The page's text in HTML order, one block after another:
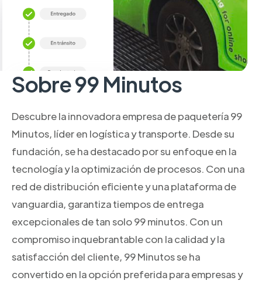
Sobre 99 Minutos
Descubre la innovadora empresa de paquetería 99
Minutos, líder en logística y transporte. Desde su
fundación, se ha destacado por su enfoque en la
tecnología y la optimización de procesos. Con una
red de distribución eficiente y una plataforma de
vanguardia, garantiza tiempos de entrega
excepcionales de tan solo 99 minutos. Con un
compromiso inquebrantable con la calidad y la
satisfacción del cliente, 99 Minutos se ha
convertido en la opción preferida para empresas y